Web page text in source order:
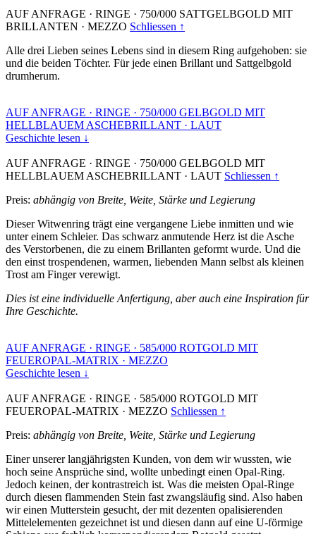
AUF ANFRAGE · RINGE · 750/000 SATTGELBGOLD MIT
BRILLANTEN · MEZZO Schliessen ↑
Alle drei Lieben seines Lebens sind in diesem Ring aufgehoben: sie
und die beiden Töchter. Für jede einen Brillant und Sattgelbgold
drumherum.
AUF ANFRAGE · RINGE · 750/000 GELBGOLD MIT
HELLBLAUEM ASCHEBRILLANT · LAUT
Geschichte lesen ↓
AUF ANFRAGE · RINGE · 750/000 GELBGOLD MIT
HELLBLAUEM ASCHEBRILLANT · LAUT Schliessen ↑
Preis: abhängig von Breite, Weite, Stärke und Legierung
Dieser Witwenring trägt eine vergangene Liebe inmitten und wie
unter einem Schleier. Das schwarz anmutende Herz ist die Asche
des Verstorbenen, die zu einem Brillanten geformt wurde. Und die
den einst trospendenen, warmen, liebenden Mann selbst als kleinen
Trost am Finger verewigt.
Dies ist eine individuelle Anfertigung, aber auch eine Inspiration für
Ihre Geschichte.
AUF ANFRAGE · RINGE · 585/000 ROTGOLD MIT
FEUEROPAL-MATRIX · MEZZO
Geschichte lesen ↓
AUF ANFRAGE · RINGE · 585/000 ROTGOLD MIT
FEUEROPAL-MATRIX · MEZZO Schliessen ↑
Preis: abhängig von Breite, Weite, Stärke und Legierung
Einer unserer langjährigsten Kunden, von dem wir wussten, wie
hoch seine Ansprüche sind, wollte unbedingt einen Opal-Ring.
Jedoch keinen, der kontrastreich ist. Was die meisten Opal-Ringe
durch diesen flammenden Stein fast zwangsläufig sind. Also haben
wir einen Mutterstein gesucht, der mit dezenten opalisierenden
Mittelelementen gezeichnet ist und diesen dann auf eine U-förmige